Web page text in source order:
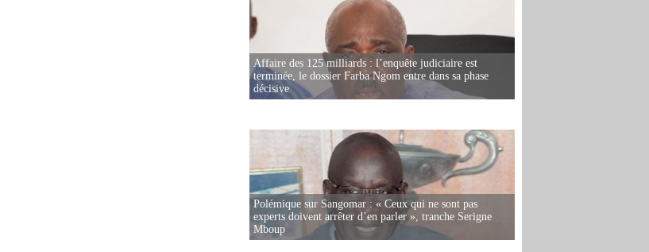
Affaire des 125 milliards : l’enquête judiciaire est
terminée, le dossier Farba Ngom entre dans sa phase
décisive
Polémique sur Sangomar : « Ceux qui ne sont pas
experts doivent arrêter d’en parler », tranche Serigne
Mboup